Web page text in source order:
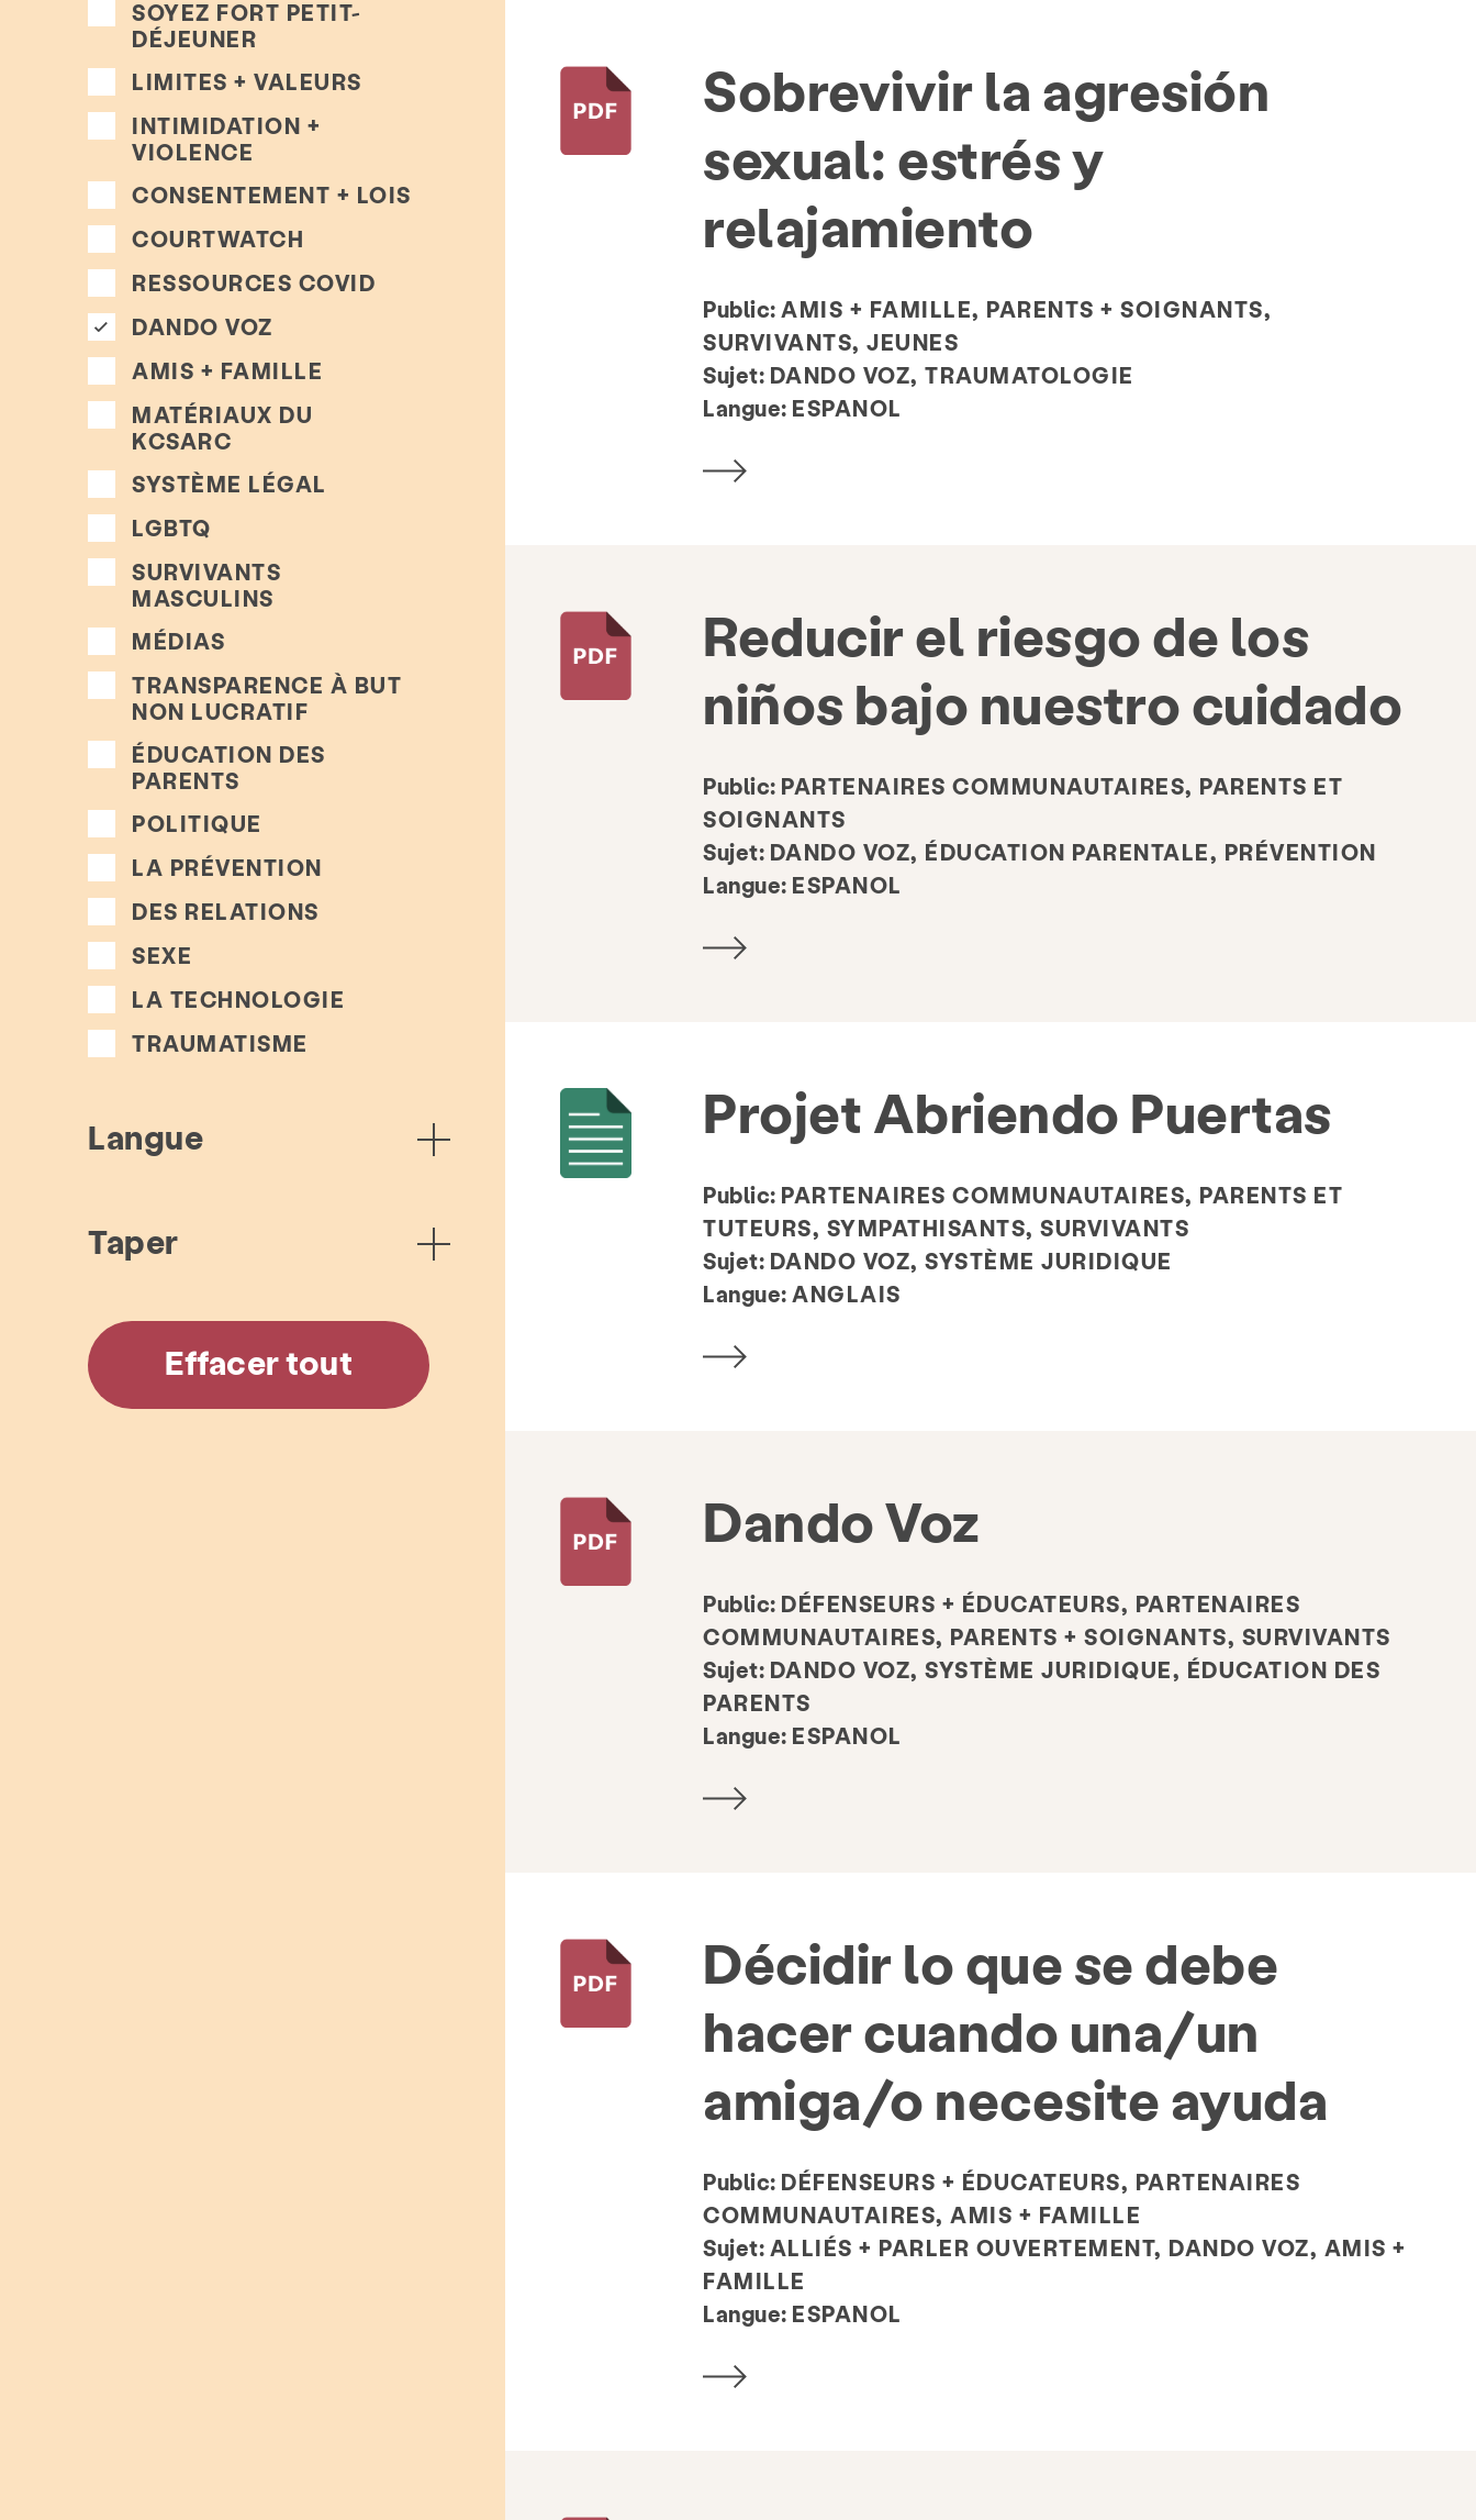
Prestations de service Prévention & Éducation Ressources
Actualités et blog FAQ
SOYEZ FORT PETIT-
DÉJEUNER
LIMITES + VALEURS
INTIMIDATION +
VIOLENCE
CONSENTEMENT + LOIS
COURTWATCH
RESSOURCES COVID
DANDO VOZ
AMIS + FAMILLE
MATÉRIAUX DU
KCSARC
SYSTÈME LÉGAL
LGBTQ
SURVIVANTS
MASCULINS
MÉDIAS
TRANSPARENCE À BUT
NON LUCRATIF
ÉDUCATION DES
PARENTS
POLITIQUE
LA PRÉVENTION
DES RELATIONS
SEXE
LA TECHNOLOGIE
TRAUMATISME
Langue
Taper
Effacer tout
Sobrevivir la agresión
sexual: estrés y
relajamiento
Public: AMIS + FAMILLE, PARENTS + SOIGNANTS,
SURVIVANTS, JEUNES
Sujet: DANDO VOZ, TRAUMATOLOGIE
Langue: ESPANOL
Reducir el riesgo de los
niños bajo nuestro cuidado
Public: PARTENAIRES COMMUNAUTAIRES, PARENTS ET
SOIGNANTS
Sujet: DANDO VOZ, ÉDUCATION PARENTALE, PRÉVENTION
Langue: ESPANOL
Projet Abriendo Puertas
Public: PARTENAIRES COMMUNAUTAIRES, PARENTS ET
TUTEURS, SYMPATHISANTS, SURVIVANTS
Sujet: DANDO VOZ, SYSTÈME JURIDIQUE
Langue: ANGLAIS
Dando Voz
Public: DÉFENSEURS + ÉDUCATEURS, PARTENAIRES
COMMUNAUTAIRES, PARENTS + SOIGNANTS, SURVIVANTS
Sujet: DANDO VOZ, SYSTÈME JURIDIQUE, ÉDUCATION DES
PARENTS
Langue: ESPANOL
Décidir lo que se debe
hacer cuando una/un
amiga/o necesite ayuda
Public: DÉFENSEURS + ÉDUCATEURS, PARTENAIRES
COMMUNAUTAIRES, AMIS + FAMILLE
Sujet: ALLIÉS + PARLER OUVERTEMENT, DANDO VOZ, AMIS +
FAMILLE
Langue: ESPANOL